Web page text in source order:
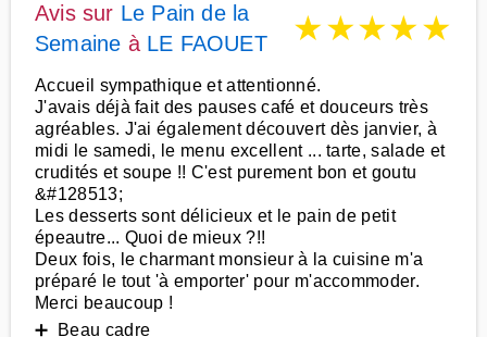
Avis sur Le Pain de la
Semaine à LE FAOUET ★★★★★
Accueil sympathique et attentionné.
J'avais déjà fait des pauses café et douceurs très
agréables. J'ai également découvert dès janvier, à
midi le samedi, le menu excellent ... tarte, salade et
crudités et soupe !! C'est purement bon et goutu
&#128513;
Les desserts sont délicieux et le pain de petit
épeautre... Quoi de mieux ?!!
Deux fois, le charmant monsieur à la cuisine m'a
préparé le tout 'à emporter' pour m'accommoder.
Merci beaucoup !
➕ Beau cadre